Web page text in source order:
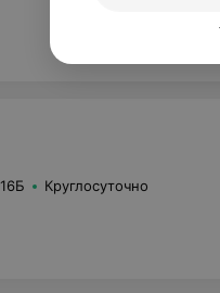
Круглосуточно